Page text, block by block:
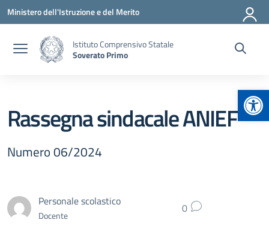
Vai ai contenuti
Vai al menu di navigazione
Vai al footer
Ministero dell'Istruzione e del Merito
Istituto Comprensivo Statale
Soverato Primo
Rassegna sindacale ANIEF
Numero 06/2024
Personale scolastico
Docente 0